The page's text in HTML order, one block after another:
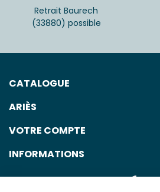
Retrait Baurech
(33880) possible
CATALOGUE
ARIÈS
VOTRE COMPTE
INFORMATIONS